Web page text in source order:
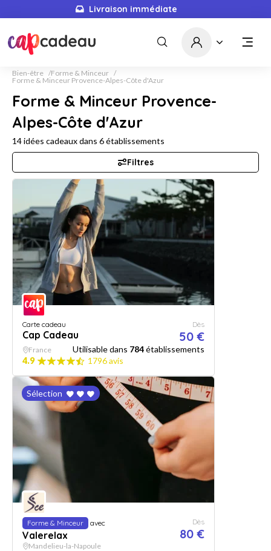
Livraison immédiate
Bien-être
Forme & Minceur
Forme & Minceur Provence-Alpes-Côte d'Azur
Forme & Minceur Provence-
Alpes-Côte d'Azur
14idées cadeaux dans 6établissements
Filtres
Carte cadeau
Cap Cadeau
Dès
50 €
France Utilisable dans 784établissements
4.9
1796 avis
Sélection
Forme & Minceur avec
Valerelax
Dès
80 €
Mandelieu-la-Napoule